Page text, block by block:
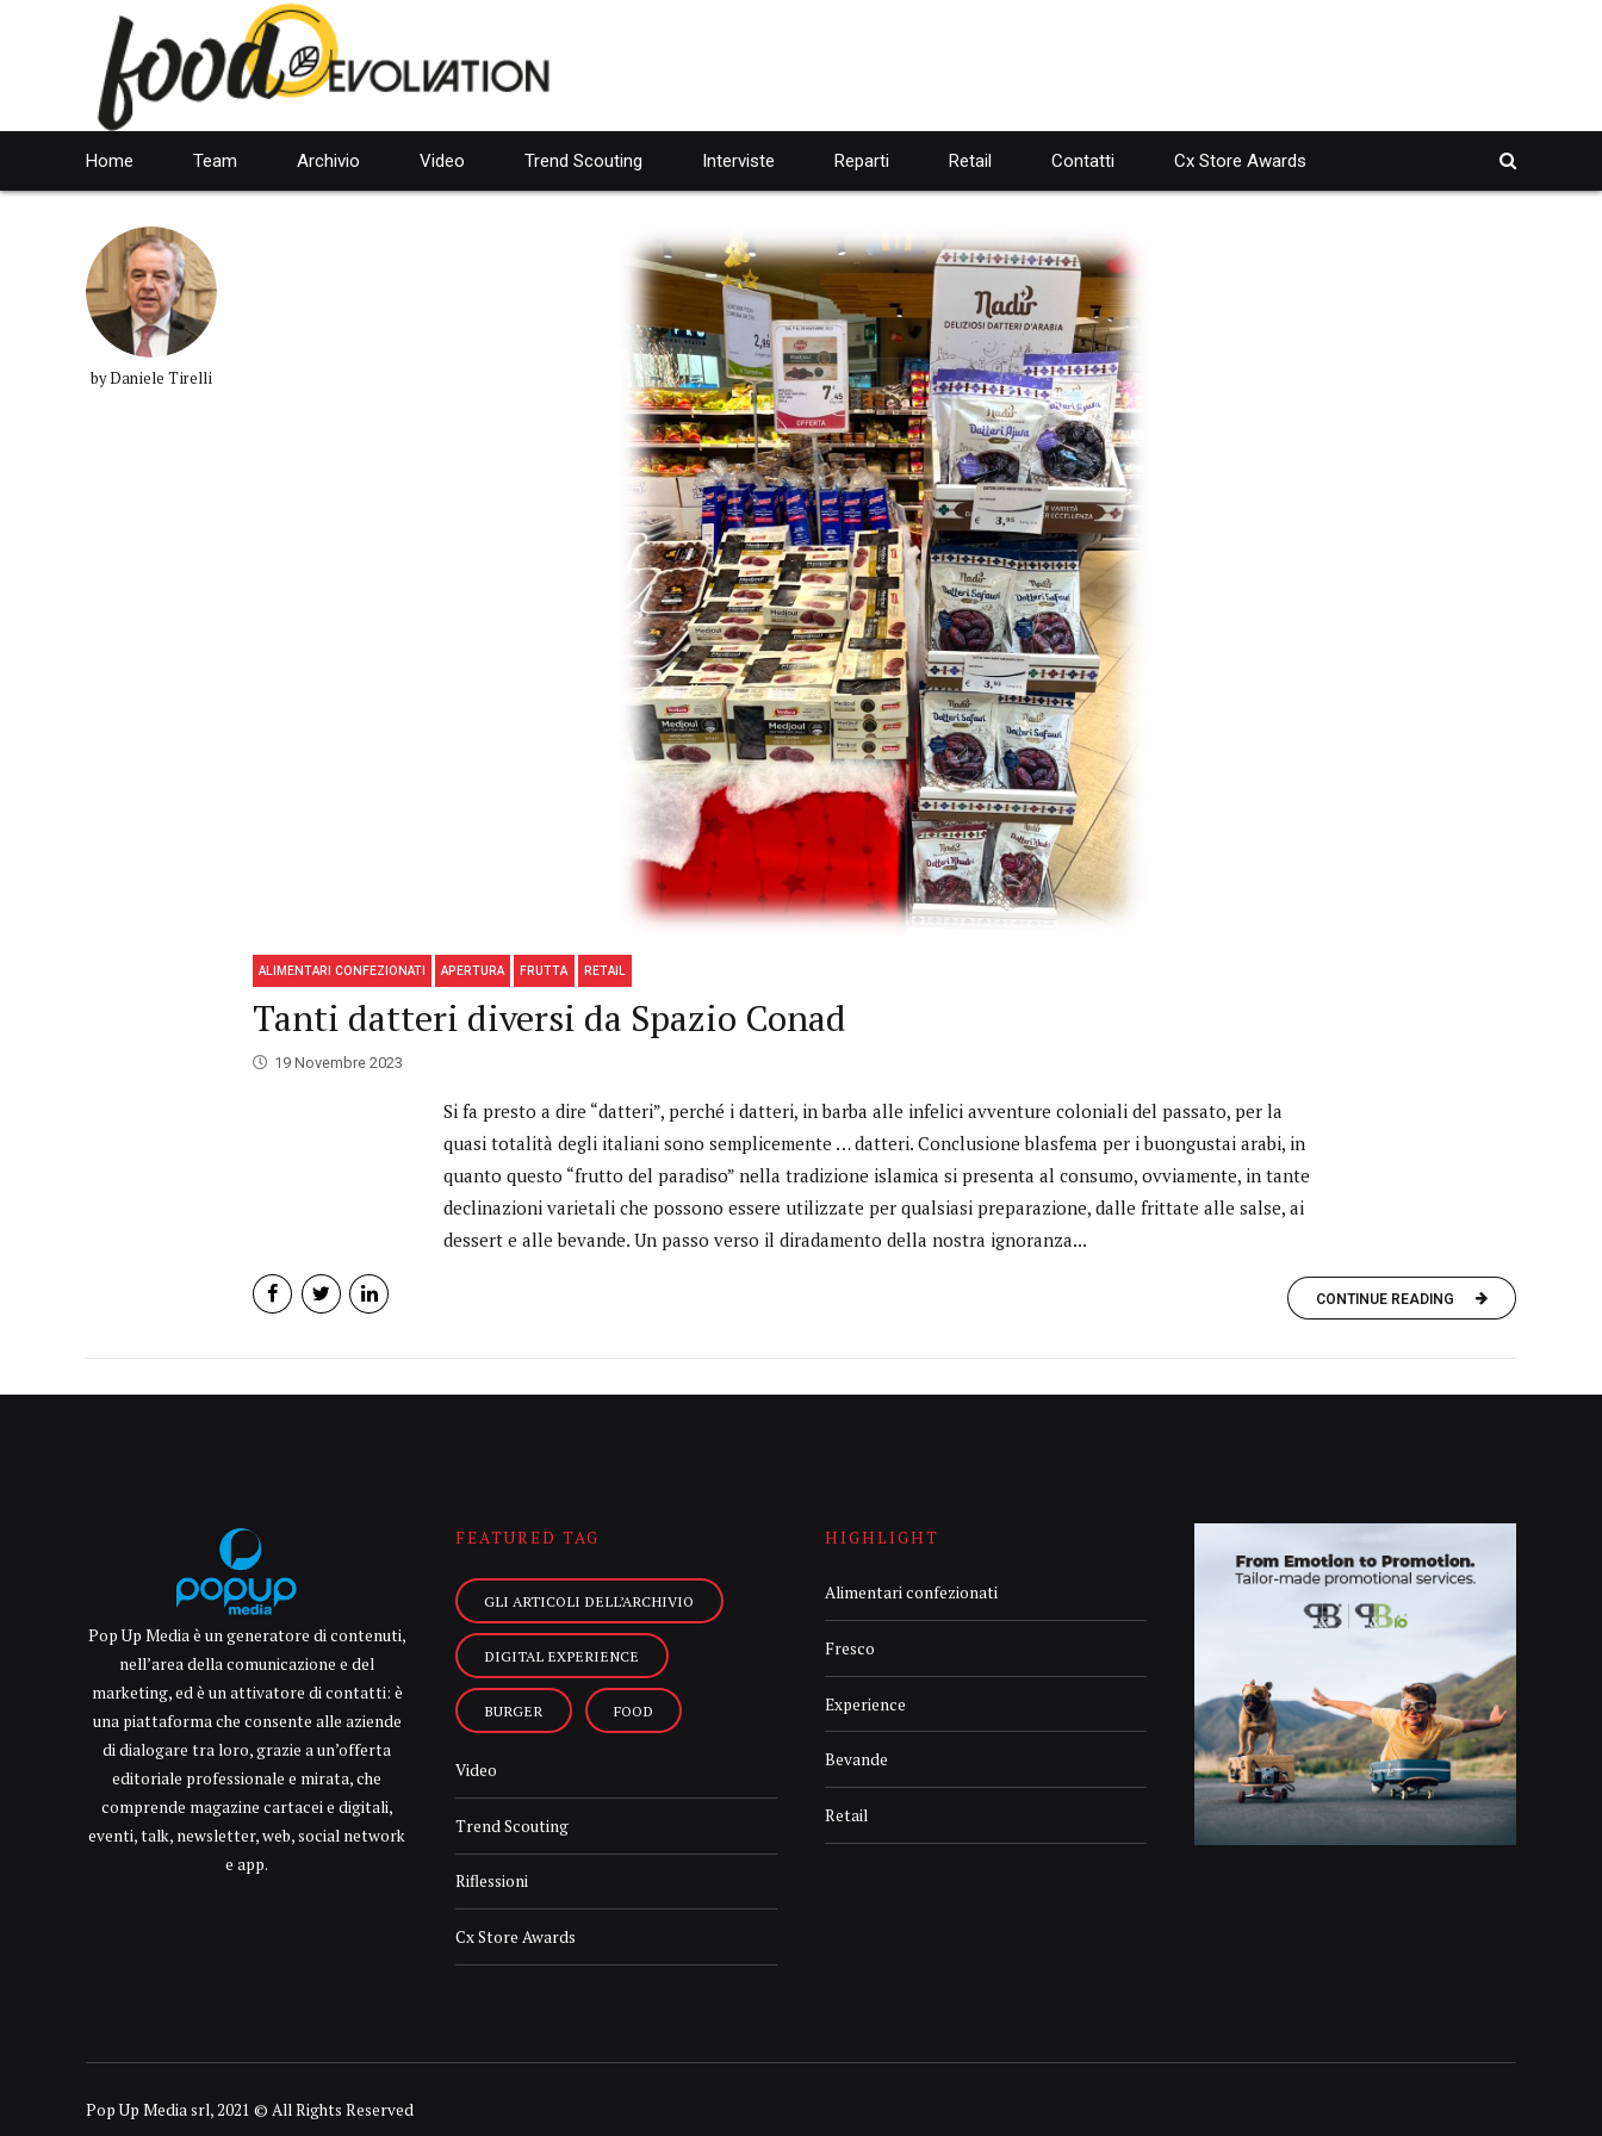
Home Team Archivio Video Trend Scouting Interviste Reparti Retail Contatti Cx Store Awards
by Daniele Tirelli
ALIMENTARI CONFEZIONATI APERTURA FRUTTA RETAIL
Tanti datteri diversi da Spazio Conad
19 Novembre 2023
Si fa presto a dire “datteri”, perché i datteri, in barba alle infelici avventure coloniali del passato, per la
quasi totalità degli italiani sono semplicemente … datteri. Conclusione blasfema per i buongustai arabi, in
quanto questo “frutto del paradiso” nella tradizione islamica si presenta al consumo, ovviamente, in tante
declinazioni varietali che possono essere utilizzate per qualsiasi preparazione, dalle frittate alle salse, ai
dessert e alle bevande. Un passo verso il diradamento della nostra ignoranza...
CONTINUE READING
Pop Up Media è un generatore di contenuti,
nell’area della comunicazione e del
marketing, ed è un attivatore di contatti: è
una piattaforma che consente alle aziende
di dialogare tra loro, grazie a un’offerta
editoriale professionale e mirata, che
comprende magazine cartacei e digitali,
eventi, talk, newsletter, web, social network
e app.
FEATURED TAG
GLI ARTICOLI DELL’ARCHIVIO
DIGITAL EXPERIENCE
BURGER FOOD
Video
Trend Scouting
Riflessioni
Cx Store Awards
HIGHLIGHT
Alimentari confezionati
Fresco
Experience
Bevande
Retail
Pop Up Media srl, 2021 © All Rights Reserved